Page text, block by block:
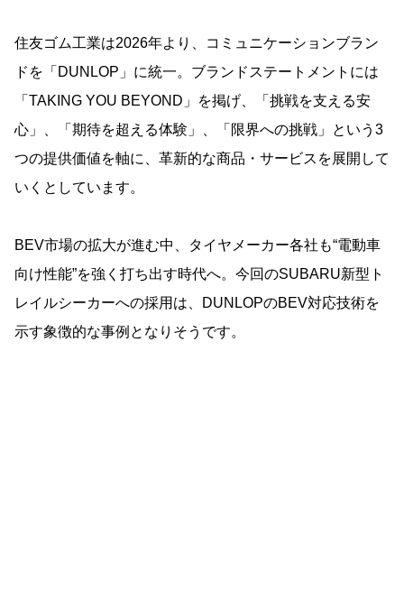
住友ゴム工業は2026年より、コミュニケーションブラン
ドを「DUNLOP」に統一。ブランドステートメントには
「TAKING YOU BEYOND」を掲げ、「挑戦を支える安
心」、「期待を超える体験」、「限界への挑戦」という3
つの提供価値を軸に、革新的な商品・サービスを展開して
いくとしています。
BEV市場の拡大が進む中、タイヤメーカー各社も“電動車
向け性能”を強く打ち出す時代へ。今回のSUBARU新型ト
レイルシーカーへの採用は、DUNLOPのBEV対応技術を
示す象徴的な事例となりそうです。